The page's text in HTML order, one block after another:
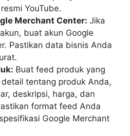
YouTube.
Merchant Center: Jika
buat akun Google
Pastikan data bisnis Anda
Buat feed produk yang
tentang produk Anda,
deskripsi, harga, dan
format feed Anda
Google Merchant